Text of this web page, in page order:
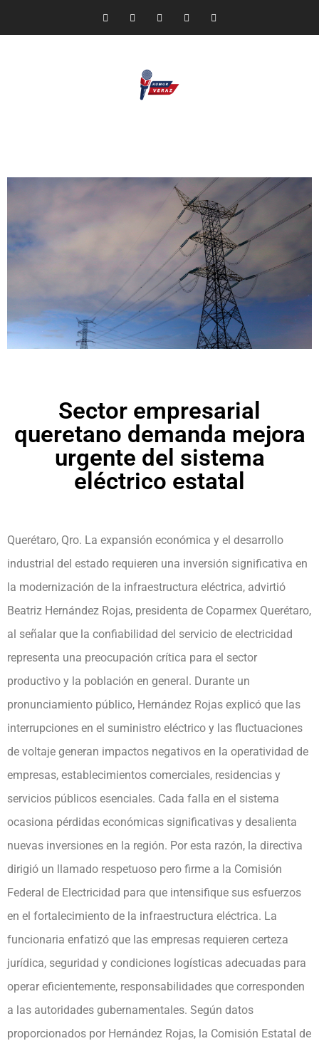
Sector empresarial
queretano demanda mejora
urgente del sistema
eléctrico estatal
Querétaro, Qro. La expansión económica y el desarrollo
industrial del estado requieren una inversión significativa en
la modernización de la infraestructura eléctrica, advirtió
Beatriz Hernández Rojas, presidenta de Coparmex Querétaro,
al señalar que la confiabilidad del servicio de electricidad
representa una preocupación crítica para el sector
productivo y la población en general. Durante un
pronunciamiento público, Hernández Rojas explicó que las
interrupciones en el suministro eléctrico y las fluctuaciones
de voltaje generan impactos negativos en la operatividad de
empresas, establecimientos comerciales, residencias y
servicios públicos esenciales. Cada falla en el sistema
ocasiona pérdidas económicas significativas y desalienta
nuevas inversiones en la región. Por esta razón, la directiva
dirigió un llamado respetuoso pero firme a la Comisión
Federal de Electricidad para que intensifique sus esfuerzos
en el fortalecimiento de la infraestructura eléctrica. La
funcionaria enfatizó que las empresas requieren certeza
jurídica, seguridad y condiciones logísticas adecuadas para
operar eficientemente, responsabilidades que corresponden
a las autoridades gubernamentales. Según datos
proporcionados por Hernández Rojas, la Comisión Estatal de